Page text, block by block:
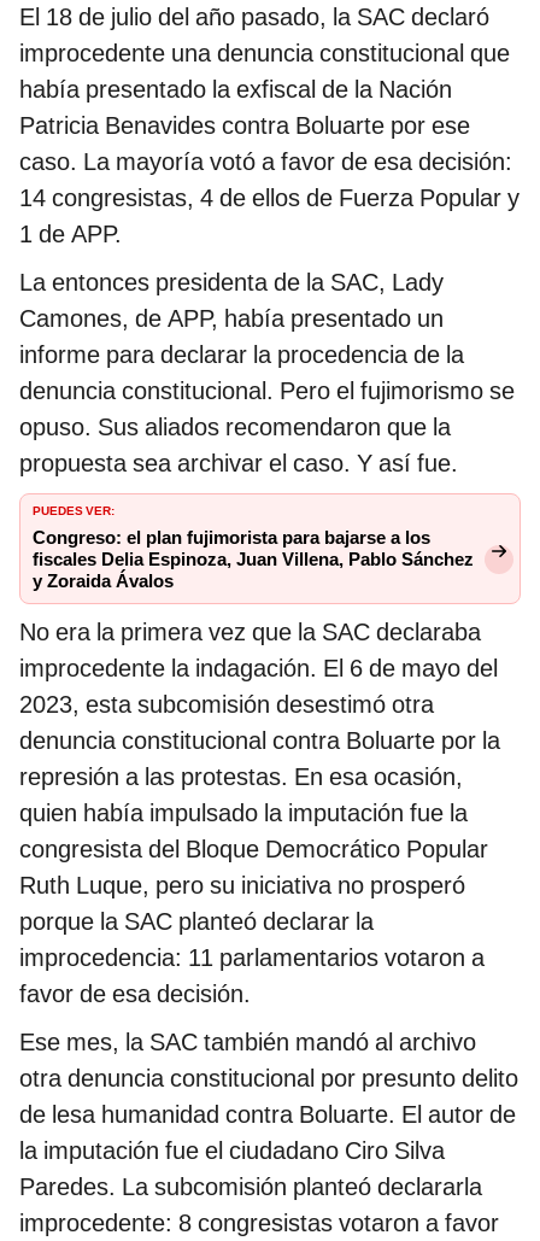
El 18 de julio del año pasado, la SAC declaró
improcedente una denuncia constitucional que
había presentado la exfiscal de la Nación
Patricia Benavides contra Boluarte por ese
caso. La mayoría votó a favor de esa decisión:
14 congresistas, 4 de ellos de Fuerza Popular y
1 de APP.
La entonces presidenta de la SAC, Lady
Camones, de APP, había presentado un
informe para declarar la procedencia de la
denuncia constitucional. Pero el fujimorismo se
opuso. Sus aliados recomendaron que la
propuesta sea archivar el caso. Y así fue.
PUEDES VER:
Congreso: el plan fujimorista para bajarse a los
fiscales Delia Espinoza, Juan Villena, Pablo Sánchez
y Zoraida Ávalos
No era la primera vez que la SAC declaraba
improcedente la indagación. El 6 de mayo del
2023, esta subcomisión desestimó otra
denuncia constitucional contra Boluarte por la
represión a las protestas. En esa ocasión,
quien había impulsado la imputación fue la
congresista del Bloque Democrático Popular
Ruth Luque, pero su iniciativa no prosperó
porque la SAC planteó declarar la
improcedencia: 11 parlamentarios votaron a
favor de esa decisión.
Ese mes, la SAC también mandó al archivo
otra denuncia constitucional por presunto delito
de lesa humanidad contra Boluarte. El autor de
la imputación fue el ciudadano Ciro Silva
Paredes. La subcomisión planteó declararla
improcedente: 8 congresistas votaron a favor